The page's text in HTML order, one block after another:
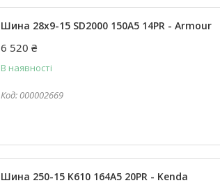
Шина 28x9-15 SD2000 150А5 14PR - Armour
6 520 ₴
В наявності
000002669
Шина 250-15 K610 164A5 20PR - Kenda